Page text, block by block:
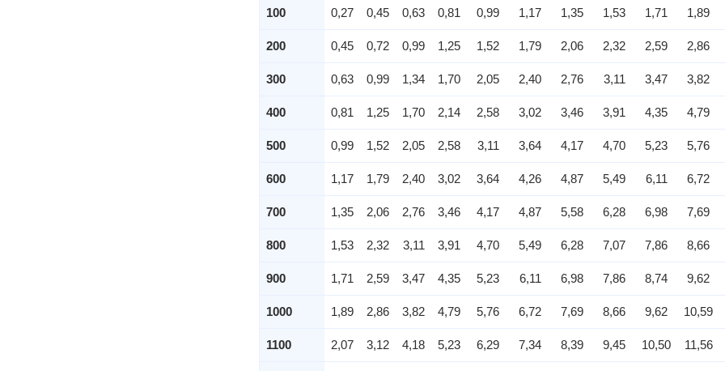
100 0,27 0,45 0,63 0,81 0,99 1,17 1,35 1,53 1,71 1,89
200 0,45 0,72 0,99 1,25 1,52 1,79 2,06 2,32 2,59 2,86
300 0,63 0,99 1,34 1,70 2,05 2,40 2,76 3,11 3,47 3,82
400 0,81 1,25 1,70 2,14 2,58 3,02 3,46 3,91 4,35 4,79
500 0,99 1,52 2,05 2,58 3,11 3,64 4,17 4,70 5,23 5,76
600 1,17 1,79 2,40 3,02 3,64 4,26 4,87 5,49 6,11 6,72
700 1,35 2,06 2,76 3,46 4,17 4,87 5,58 6,28 6,98 7,69
800 1,53 2,32 3,11 3,91 4,70 5,49 6,28 7,07 7,86 8,66
900 1,71 2,59 3,47 4,35 5,23 6,11 6,98 7,86 8,74 9,62
1000 1,89 2,86 3,82 4,79 5,76 6,72 7,69 8,66 9,62 10,59
1100 2,07 3,12 4,18 5,23 6,29 7,34 8,39 9,45 10,50 11,56